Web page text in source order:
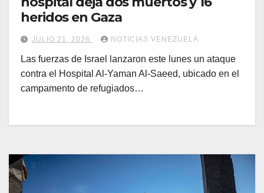
heridos en Gaza
JULIO 21, 2026 NOTICIAS VENEZUELA
Las fuerzas de Israel lanzaron este lunes un ataque
contra el Hospital Al-Yaman Al-Saeed, ubicado en el
campamento de refugiados…